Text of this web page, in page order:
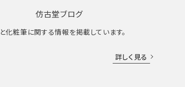
仿古堂ブログ
化粧筆に関する情報を掲載しています。
詳しく見る